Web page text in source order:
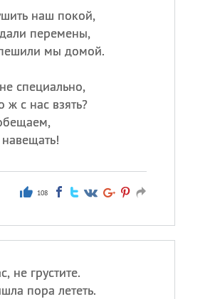
наш покой,
перемены,
мы домой.
специально,
с нас взять?
108
не грустите.
пора лететь.